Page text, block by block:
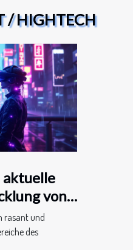
/ HIGHTECH
aktuelle
von
rasant und
des